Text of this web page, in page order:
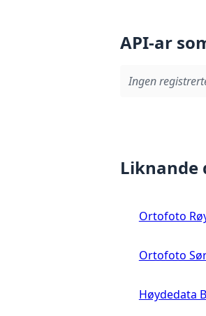
API-ar
Ingen
Liknande
Ortofoto
Ortofoto
Høydedata